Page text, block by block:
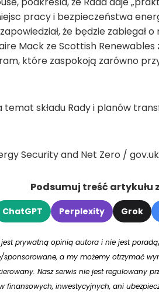
pracy i bezpieczeństwa
że będzie zabiegał
Mack ze Scottish
które zaspokoją zarówno
temat składu Rady i planów
Security and Net Zero / gov.uk
Podsumuj treść artykułu
ChatGPT Perplexity Grok
prywatną opinią autora i nie jest
a my możemy otrzymać
Nasz serwis nie jest regulowany
finansowych, inwestycyjnych, ani